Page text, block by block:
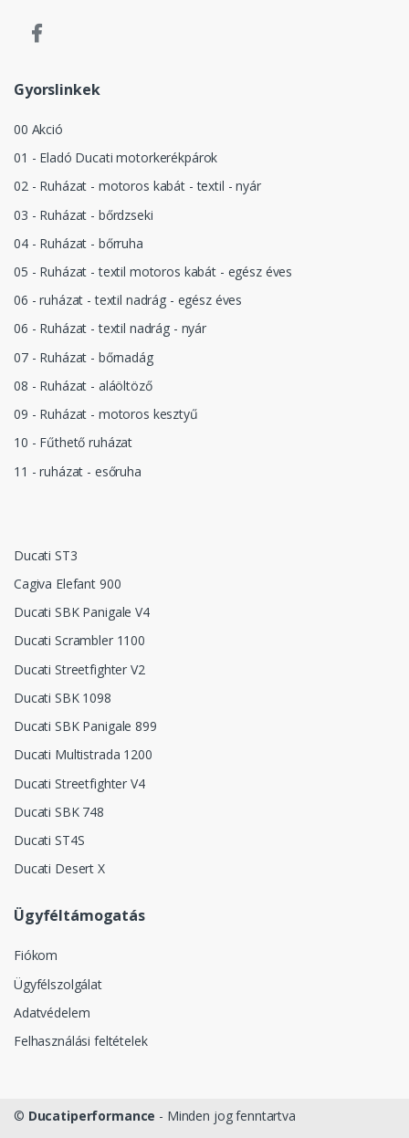
Gyorslinkek
00 Akció
01 - Eladó Ducati motorkerékpárok
02 - Ruházat - motoros kabát - textil - nyár
03 - Ruházat - bőrdzseki
04 - Ruházat - bőrruha
05 - Ruházat - textil motoros kabát - egész éves
06 - ruházat - textil nadrág - egész éves
06 - Ruházat - textil nadrág - nyár
07 - Ruházat - bőrnadág
08 - Ruházat - aláöltöző
09 - Ruházat - motoros kesztyű
10 - Fűthető ruházat
11 - ruházat - esőruha
Ducati ST3
Cagiva Elefant 900
Ducati SBK Panigale V4
Ducati Scrambler 1100
Ducati Streetfighter V2
Ducati SBK 1098
Ducati SBK Panigale 899
Ducati Multistrada 1200
Ducati Streetfighter V4
Ducati SBK 748
Ducati ST4S
Ducati Desert X
Ügyféltámogatás
Fiókom
Ügyfélszolgálat
Adatvédelem
Felhasználási feltételek
© Ducatiperformance - Minden jog fenntartva